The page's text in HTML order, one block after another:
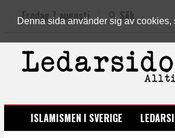
Denna sida använder sig av
Fredag 7 augusti Sök
LEDARSIDORNA.SE
ISLAMISMEN I SVERIGE